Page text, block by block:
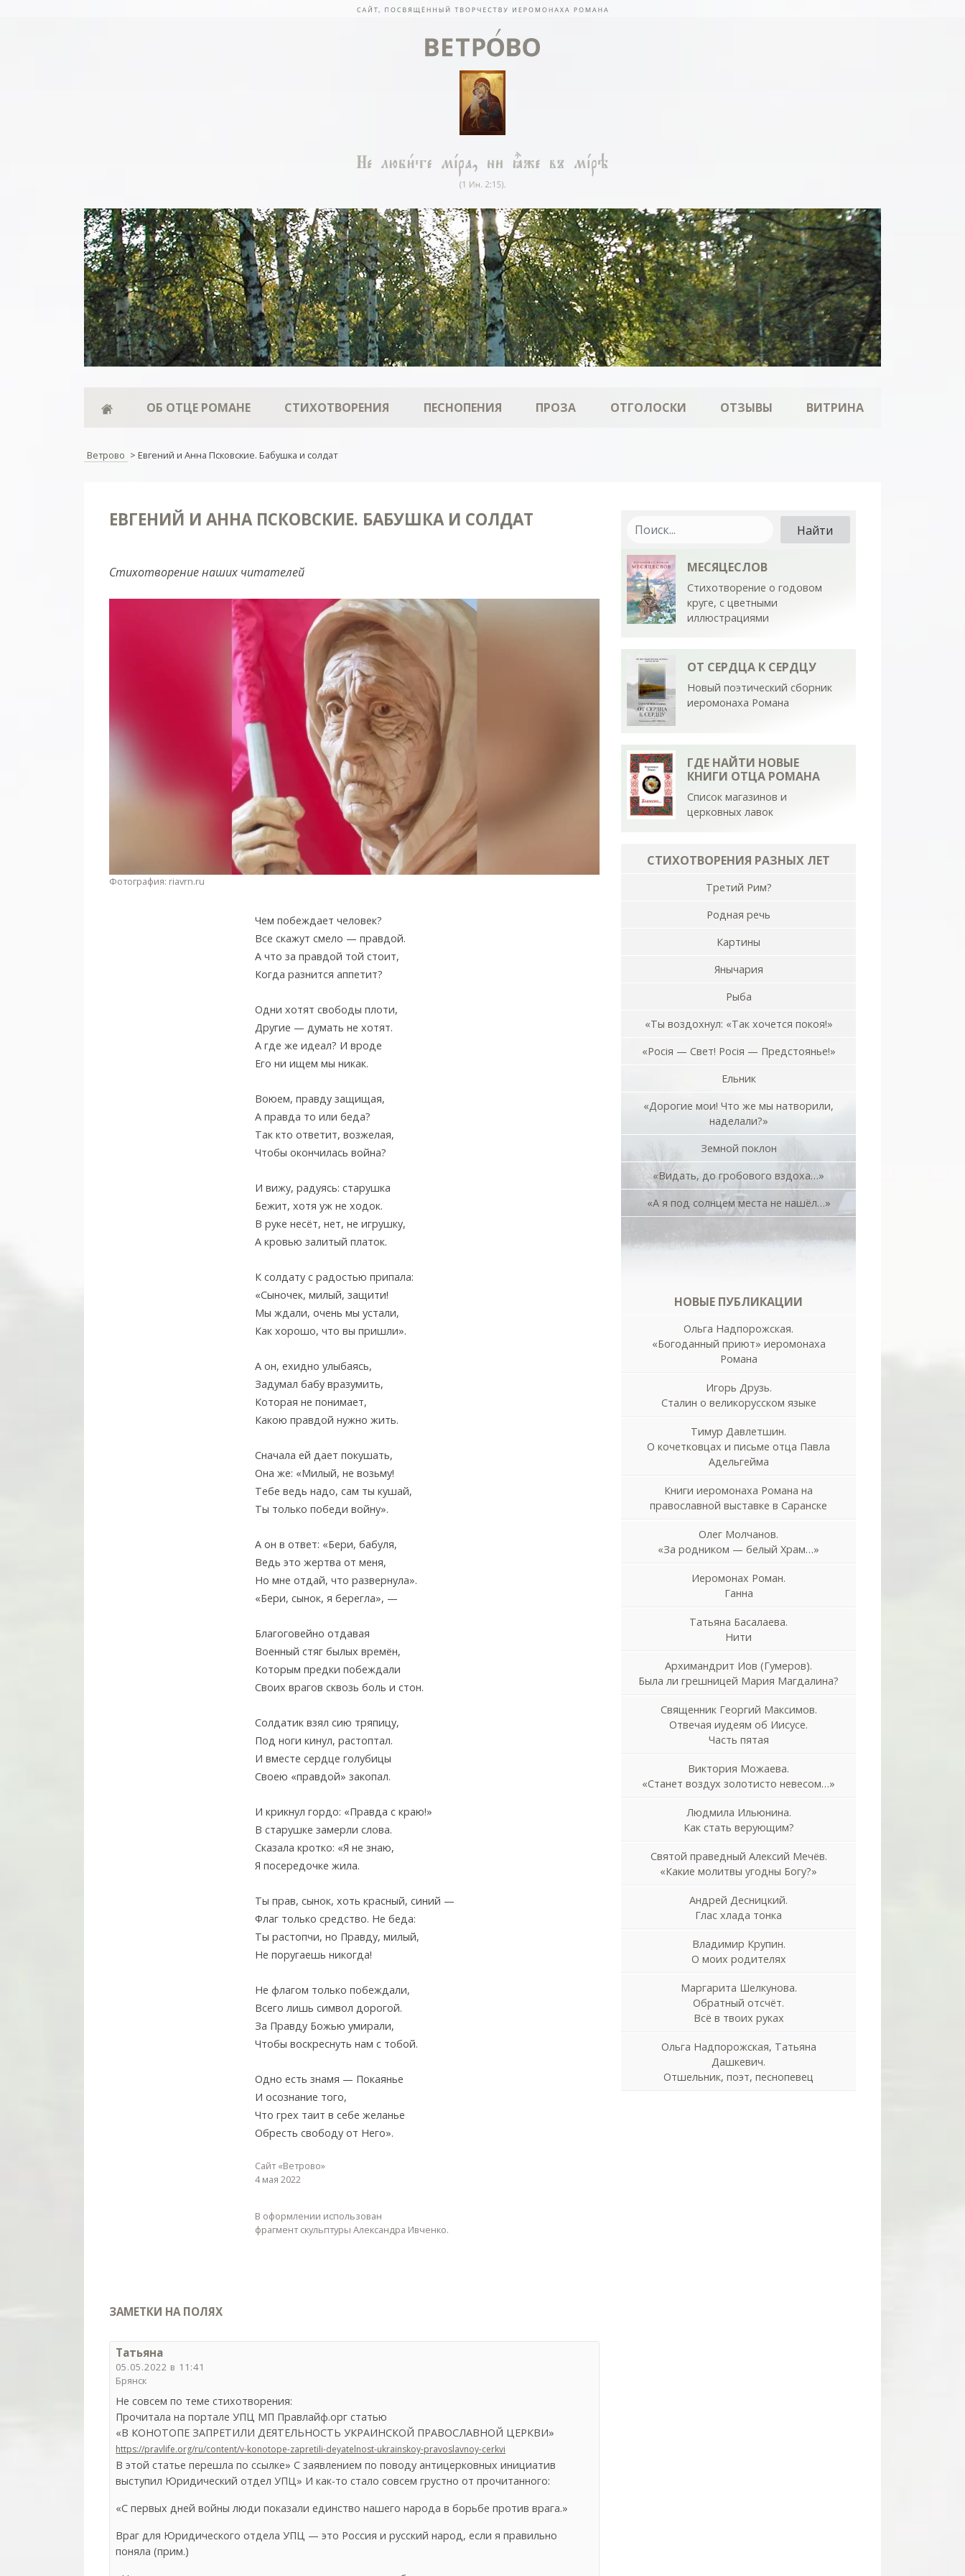
ОБ ОТЦЕ РОМАНЕ СТИХОТВОРЕНИЯ ПЕСНОПЕНИЯ ПРОЗА ОТГОЛОСКИ ОТЗЫВЫ ВИТРИНА
Ветрово > Евгений и Анна Псковские. Бабушка и солдат
ЕВГЕНИЙ И АННА ПСКОВСКИЕ. БАБУШКА И СОЛДАТ
Стихотворение наших читателей
Фотография: riavrn.ru
Чем побеждает человек?
Все скажут смело — правдой.
А что за правдой той стоит,
Когда разнится аппетит?
Одни хотят свободы плоти,
Другие — думать не хотят.
А где же идеал? И вроде
Его ни ищем мы никак.
Воюем, правду защищая,
А правда то или беда?
Так кто ответит, возжелая,
Чтобы окончилась война?
И вижу, радуясь: старушка
Бежит, хотя уж не ходок.
В руке несёт, нет, не игрушку,
А кровью залитый платок.
К солдату с радостью припала:
«Сыночек, милый, защити!
Мы ждали, очень мы устали,
Как хорошо, что вы пришли».
А он, ехидно улыбаясь,
Задумал бабу вразумить,
Которая не понимает,
Какою правдой нужно жить.
Сначала ей дает покушать,
Она же: «Милый, не возьму!
Тебе ведь надо, сам ты кушай,
Ты только победи войну».
А он в ответ: «Бери, бабуля,
Ведь это жертва от меня,
Но мне отдай, что развернула».
«Бери, сынок, я берегла», —
Благоговейно отдавая
Военный стяг былых времён,
Которым предки побеждали
Своих врагов сквозь боль и стон.
Солдатик взял сию тряпицу,
Под ноги кинул, растоптал.
И вместе сердце голубицы
Своею «правдой» закопал.
И крикнул гордо: «Правда с краю!»
В старушке замерли слова.
Сказала кротко: «Я не знаю,
Я посередочке жила.
Ты прав, сынок, хоть красный, синий —
Флаг только средство. Не беда:
Ты растопчи, но Правду, милый,
Не поругаешь никогда!
Не флагом только побеждали,
Всего лишь символ дорогой.
За Правду Божью умирали,
Чтобы воскреснуть нам с тобой.
Одно есть знамя — Покаянье
И осознание того,
Что грех таит в себе желанье
Обресть свободу от Него».
Сайт «Ветрово»
4 мая 2022
В оформлении использован
фрагмент скульптуры Александра Ивченко.
ЗАМЕТКИ НА ПОЛЯХ
Татьяна
05.05.2022 в 11:41
Брянск
Не совсем по теме стихотворения:
Прочитала на портале УПЦ МП Правлайф.орг статью
«В КОНОТОПЕ ЗАПРЕТИЛИ ДЕЯТЕЛЬНОСТЬ УКРАИНСКОЙ ПРАВОСЛАВНОЙ ЦЕРКВИ»
https://pravlife.org/ru/content/v-konotope-zapretili-deyatelnost-ukrainskoy-pravoslavnoy-cerkvi
В этой статье перешла по ссылке» С заявлением по поводу антицерковных инициатив
выступил Юридический отдел УПЦ» И как-то стало совсем грустно от прочитанного:
«С первых дней войны люди показали единство нашего народа в борьбе против врага.»
Враг для Юридического отдела УПЦ — это Россия и русский народ, если я правильно
поняла (прим.)
МЕСЯЦЕСЛОВ
Стихотворение о годовом
круге, с цветными
иллюстрациями
ОТ СЕРДЦА К СЕРДЦУ
Новый поэтический сборник
иеромонаха Романа
ГДЕ НАЙТИ НОВЫЕ
КНИГИ ОТЦА РОМАНА
Список магазинов и
церковных лавок
СТИХОТВОРЕНИЯ РАЗНЫХ ЛЕТ
Третий Рим?
Родная речь
Картины
Янычария
Рыба
«Ты воздохнул: «Так хочется покоя!»
«Росiя — Свет! Росiя — Предстоянье!»
Ельник
«Дорогие мои! Что же мы натворили,
наделали?»
Земной поклон
«Видать, до гробового вздоха…»
«А я под солнцем места не нашёл…»
НОВЫЕ ПУБЛИКАЦИИ
Ольга Надпорожская.
«Богоданный приют» иеромонаха
Романа
Игорь Друзь.
Сталин о великорусском языке
Тимур Давлетшин.
О кочетковцах и письме отца Павла
Адельгейма
Книги иеромонаха Романа на
православной выставке в Саранске
Олег Молчанов.
«За родником — белый Храм…»
Иеромонах Роман.
Ганна
Татьяна Басалаева.
Нити
Архимандрит Иов (Гумеров).
Была ли грешницей Мария Магдалина?
Священник Георгий Максимов.
Отвечая иудеям об Иисусе.
Часть пятая
Виктория Можаева.
«Станет воздух золотисто невесом…»
Людмила Ильюнина.
Как стать верующим?
Святой праведный Алексий Мечёв.
«Какие молитвы угодны Богу?»
Андрей Десницкий.
Глас хлада тонка
Владимир Крупин.
О моих родителях
Маргарита Шелкунова.
Обратный отсчёт.
Всё в твоих руках
Ольга Надпорожская, Татьяна
Дашкевич.
Отшельник, поэт, песнопевец